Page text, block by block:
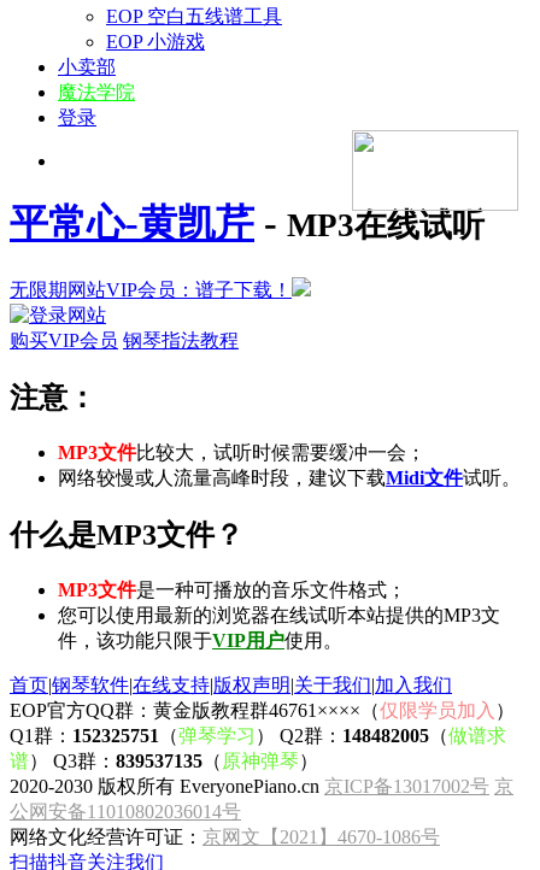
EOP 空白五线谱工具
EOP 小游戏
小卖部
魔法学院
登录
平常心-黄凯芹 - MP3在线试听
无限期网站VIP会员：谱子下载！
购买VIP会员 钢琴指法教程
注意：
MP3文件比较大，试听时候需要缓冲一会；
网络较慢或人流量高峰时段，建议下载Midi文件试听。
什么是MP3文件？
MP3文件是一种可播放的音乐文件格式；
您可以使用最新的浏览器在线试听本站提供的MP3文
件，该功能只限于VIP用户使用。
首页|钢琴软件|在线支持|版权声明|关于我们|加入我们
EOP官方QQ群：黄金版教程群46761××××（仅限学员加入 ）
Q1群： 152325751 （弹琴学习 ） Q2群： 148482005 （做谱求
谱） Q3群： 839537135 （ 原神弹琴）
2020-2030 版权所有 EveryonePiano.cn 京ICP备13017002号 京
公网安备11010802036014号
网络文化经营许可证： 京网文【2021】4670-1086号
扫描抖音关注我们